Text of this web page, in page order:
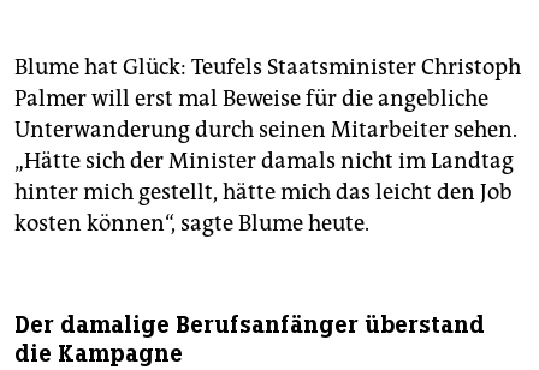
Blume hat Glück: Teufels Staatsminister Christoph
Palmer will erst mal Beweise für die angebliche
Unterwanderung durch seinen Mitarbeiter sehen.
„Hätte sich der Minister damals nicht im Landtag
hinter mich gestellt, hätte mich das leicht den Job
kosten können“, sagte Blume heute.
Der damalige Berufsanfänger überstand
die Kampagne